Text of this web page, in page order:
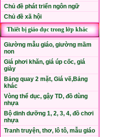
Chủ đề phát triển ngôn ngữ
Chủ đề xã hội
Thiết bị giáo dục trong lớp khác
Giường mẫu giáo, giường mầm
non
Giá phơi khăn, giá úp cốc, giá
giày
Bảng quay 2 mặt, Giá vẽ,Bảng
khác
Vòng thể dục, gậy TD, đồ dùng
nhựa
Bộ dinh dưỡng 1, 2, 3, 4, đồ chơi
nhựa
Tranh truyện, thơ, lô tô, mẫu giáo